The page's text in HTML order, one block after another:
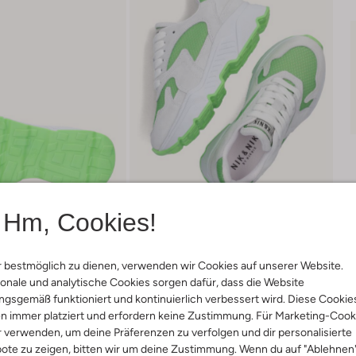
Hm, Cookies!
bestmöglich zu dienen, verwenden wir Cookies auf unserer Website.
und analytische Cookies sorgen dafür, dass die Website
funktioniert und kontinuierlich verbessert wird. Diese
immer platziert und erfordern keine Zustimmung. Für Marketing-
verwenden, um deine Präferenzen zu verfolgen und dir personalisierte
zu zeigen, bitten wir um deine Zustimmung. Wenn du auf
Lieferung & Rückgabe